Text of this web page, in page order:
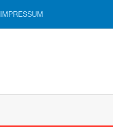
IMPRESSUM